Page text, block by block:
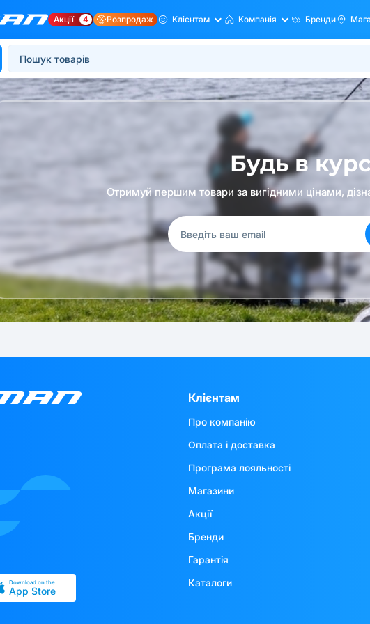
Акції 4 Розпродаж Клієнтам Компанія Бренди
Будь в
Отримуй першим товари за вигідними цінами,
Download on the
App Store
Клієнтам
Про компанію
Оплата і доставка
Програма лояльності
Магазини
Акції
Бренди
Гарантія
Каталоги